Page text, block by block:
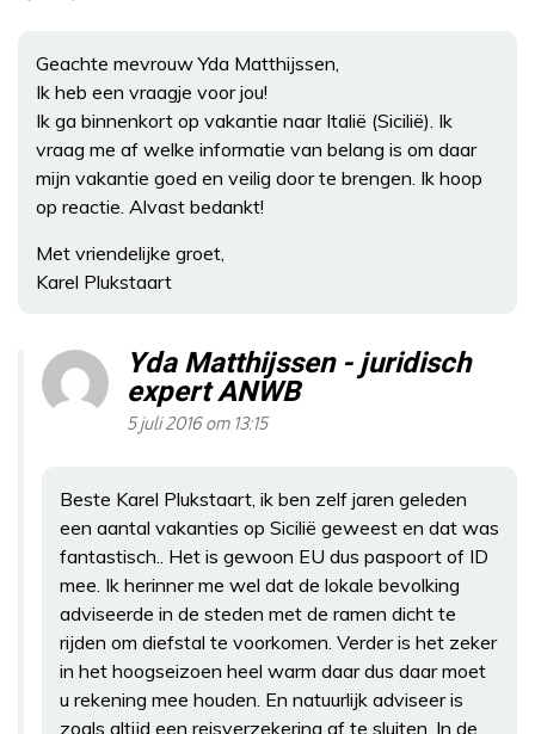
Geachte mevrouw Yda Matthijssen,
Ik heb een vraagje voor jou!
Ik ga binnenkort op vakantie naar Italië (Sicilië). Ik
vraag me af welke informatie van belang is om daar
mijn vakantie goed en veilig door te brengen. Ik hoop
op reactie. Alvast bedankt!
Met vriendelijke groet,
Karel Plukstaart
Yda Matthijssen - juridisch
expert ANWB
5 juli 2016 om 13:15
Beste Karel Plukstaart, ik ben zelf jaren geleden
een aantal vakanties op Sicilië geweest en dat was
fantastisch.. Het is gewoon EU dus paspoort of ID
mee. Ik herinner me wel dat de lokale bevolking
adviseerde in de steden met de ramen dicht te
rijden om diefstal te voorkomen. Verder is het zeker
in het hoogseizoen heel warm daar dus daar moet
u rekening mee houden. En natuurlijk adviseer is
zoals altijd een reisverzekering af te sluiten. In de